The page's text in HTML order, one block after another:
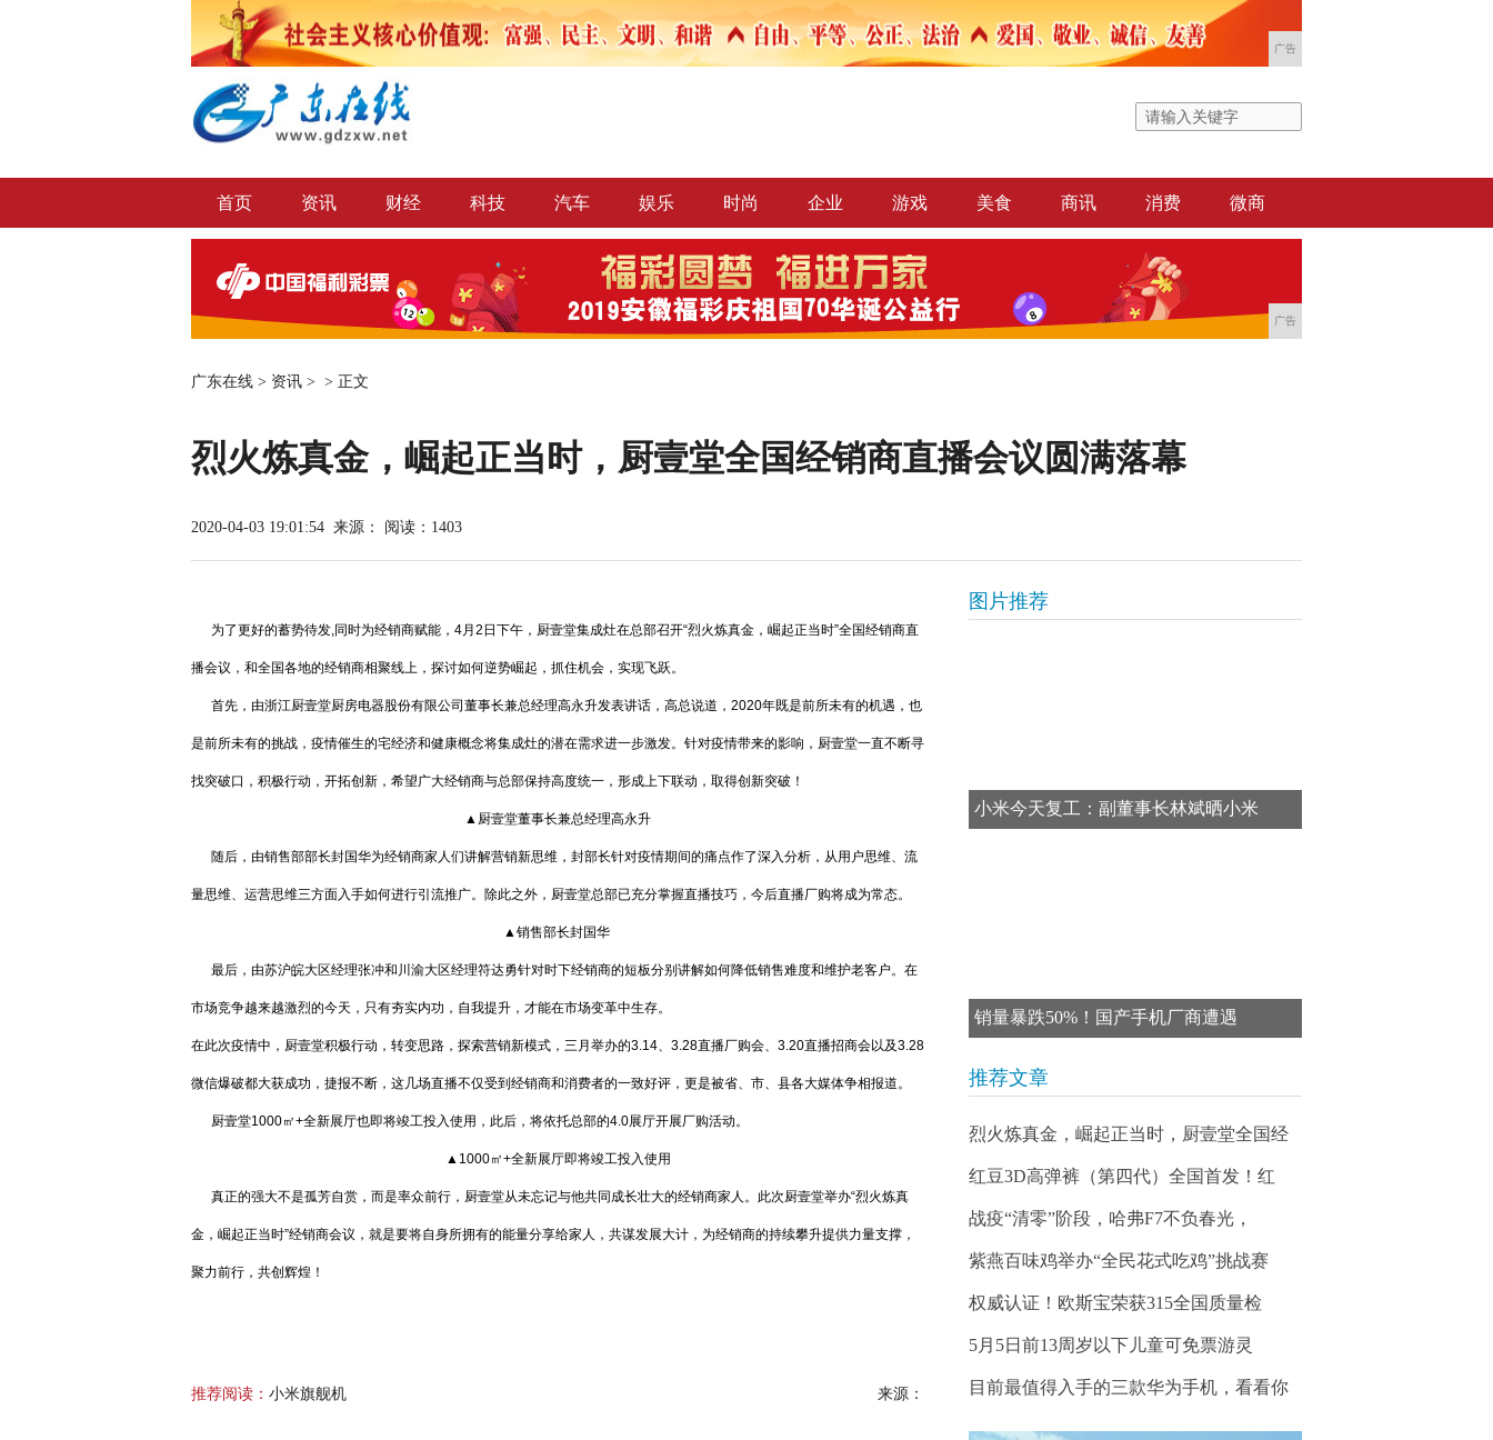
广告
首页 资讯 财经 科技 汽车 娱乐 时尚 企业 游戏 美食 商讯 消费 微商
广告
广东在线 > 资讯 > > 正文
烈火炼真金，崛起正当时，厨壹堂全国经销商直播会议圆满落幕
2020-04-03 19:01:54 来源： 阅读：1403
为了更好的蓄势待发,同时为经销商赋能，4月2日下午，厨壹堂集成灶在总部召开“烈火炼真金，崛起正当时”全国经销商直
播会议，和全国各地的经销商相聚线上，探讨如何逆势崛起，抓住机会，实现飞跃。
首先，由浙江厨壹堂厨房电器股份有限公司董事长兼总经理高永升发表讲话，高总说道，2020年既是前所未有的机遇，也
是前所未有的挑战，疫情催生的宅经济和健康概念将集成灶的潜在需求进一步激发。针对疫情带来的影响，厨壹堂一直不断寻
找突破口，积极行动，开拓创新，希望广大经销商与总部保持高度统一，形成上下联动，取得创新突破！
▲厨壹堂董事长兼总经理高永升
随后，由销售部部长封国华为经销商家人们讲解营销新思维，封部长针对疫情期间的痛点作了深入分析，从用户思维、流
量思维、运营思维三方面入手如何进行引流推广。除此之外，厨壹堂总部已充分掌握直播技巧，今后直播厂购将成为常态。
▲销售部长封国华
最后，由苏沪皖大区经理张冲和川渝大区经理符达勇针对时下经销商的短板分别讲解如何降低销售难度和维护老客户。在
市场竞争越来越激烈的今天，只有夯实内功，自我提升，才能在市场变革中生存。
在此次疫情中，厨壹堂积极行动，转变思路，探索营销新模式，三月举办的3.14、3.28直播厂购会、3.20直播招商会以及3.28
微信爆破都大获成功，捷报不断，这几场直播不仅受到经销商和消费者的一致好评，更是被省、市、县各大媒体争相报道。
厨壹堂1000㎡+全新展厅也即将竣工投入使用，此后，将依托总部的4.0展厅开展厂购活动。
▲1000㎡+全新展厅即将竣工投入使用
真正的强大不是孤芳自赏，而是率众前行，厨壹堂从未忘记与他共同成长壮大的经销商家人。此次厨壹堂举办“烈火炼真
金，崛起正当时”经销商会议，就是要将自身所拥有的能量分享给家人，共谋发展大计，为经销商的持续攀升提供力量支撑，
聚力前行，共创辉煌！
推荐阅读： 小米旗舰机 来源：
图片推荐
小米今天复工：副董事长林斌晒小米
销量暴跌50%！国产手机厂商遭遇
推荐文章
烈火炼真金，崛起正当时，厨壹堂全国经
红豆3D高弹裤（第四代）全国首发！红
战疫“清零”阶段，哈弗F7不负春光，
紫燕百味鸡举办“全民花式吃鸡”挑战赛
权威认证！欧斯宝荣获315全国质量检
5月5日前13周岁以下儿童可免票游灵
目前最值得入手的三款华为手机，看看你